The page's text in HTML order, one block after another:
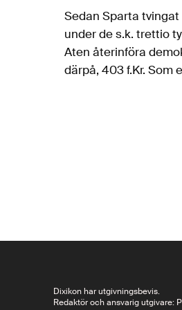
Sedan Sparta
under de s.k. trettio
Aten återinföra
därpå, 403 f.Kr. Som
Dixikon har utgivningsbevis.
Redaktör och ansvarig utgivare: